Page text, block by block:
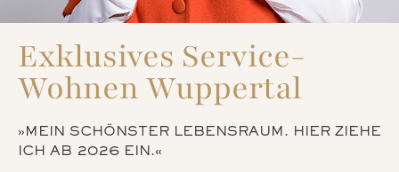
Exklusives Service-
Wohnen Wuppertal
»MEIN SCHÖNSTER LEBENSRAUM. HIER ZIEHE
ICH AB 2026 EIN.«